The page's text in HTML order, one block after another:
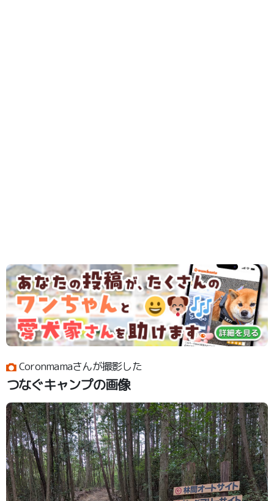
Coronmamaさんが撮影した
つなぐキャンプの画像